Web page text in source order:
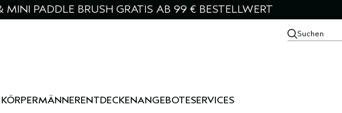
PADDLE BRUSH GRATIS AB 99 € BESTELLWERT
Suchen
MÄNNERENTDECKENANGEBOTESERVICES